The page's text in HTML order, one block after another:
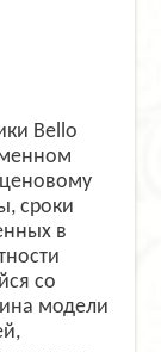
Bello
ценовому
сроки
в
со
модели